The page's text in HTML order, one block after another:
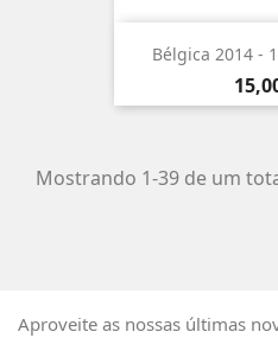
Bélgica 2014 -
Mostrando 1-39 de um
Aproveite as nossas últimas